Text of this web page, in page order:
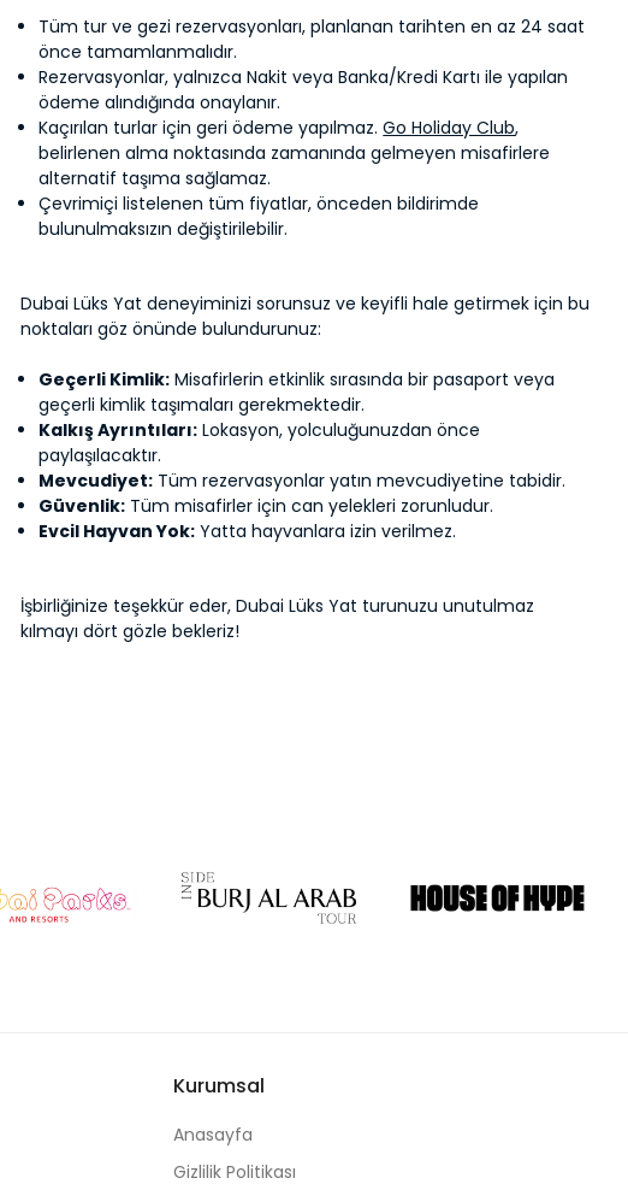
Tüm tur ve gezi rezervasyonları, planlanan tarihten en az 24 saat
önce tamamlanmalıdır.
Rezervasyonlar, yalnızca Nakit veya Banka/Kredi Kartı ile yapılan
ödeme alındığında onaylanır.
Kaçırılan turlar için geri ödeme yapılmaz.Go Holiday Club,
belirlenen alma noktasında zamanında gelmeyen misafirlere
alternatif taşıma sağlamaz.
Çevrimiçi listelenen tüm fiyatlar, önceden bildirimde
bulunulmaksızın değiştirilebilir.
Dubai Lüks Yat deneyiminizi sorunsuz ve keyifli hale getirmek için bu
noktaları göz önünde bulundurunuz:
Geçerli Kimlik: Misafirlerin etkinlik sırasında bir pasaport veya
geçerli kimlik taşımaları gerekmektedir.
Kalkış Ayrıntıları: Lokasyon, yolculuğunuzdan önce
paylaşılacaktır.
Mevcudiyet: Tüm rezervasyonlar yatın mevcudiyetine tabidir.
Güvenlik: Tüm misafirler için can yelekleri zorunludur.
Evcil Hayvan Yok: Yatta hayvanlara izin verilmez.
İşbirliğinize teşekkür eder, Dubai Lüks Yat turunuzu unutulmaz
kılmayı dört gözle bekleriz!
Kurumsal
Anasayfa
Gizlilik Politikası